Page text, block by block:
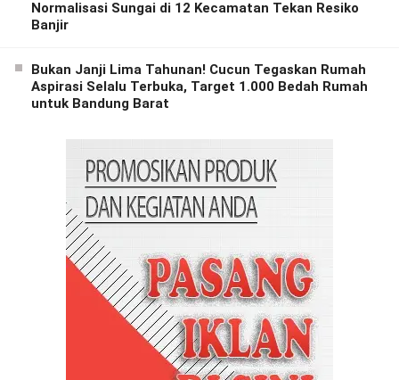
Normalisasi Sungai di 12 Kecamatan Tekan Resiko
Banjir
Bukan Janji Lima Tahunan! Cucun Tegaskan Rumah
Aspirasi Selalu Terbuka, Target 1.000 Bedah Rumah
untuk Bandung Barat